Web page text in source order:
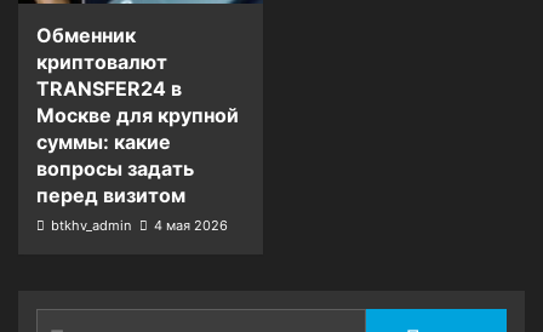
Обменник
криптовалют
TRANSFER24 в
Москве для крупной
суммы: какие
вопросы задать
перед визитом
btkhv_admin 4 мая 2026